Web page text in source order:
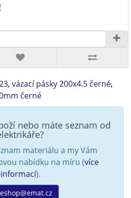
, vázací pásky 200x4.5 černé,
černé
nebo máte seznam od
materiálu a my Vám
nabídku na míru (více
informací).
eshop@emat.cz